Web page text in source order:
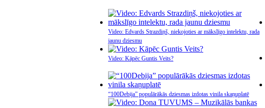
Video: Edvards Strazdiņš, niekojoties ar mākslīgo intelektu, rada
jaunu dziesmu
Video: Kāpēc Guntis Veits?
“100Debija” populārākās dziesmas izdotas vinila skaņuplatē